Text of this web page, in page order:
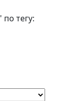
тегу: